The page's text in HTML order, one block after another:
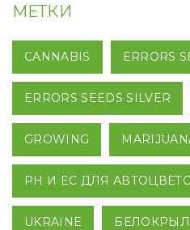
МЕТКИ
CANNABIS ERRORS
ERRORS SEEDS SILVER
GROWING
PH И EC ДЛЯ
UKRAINE